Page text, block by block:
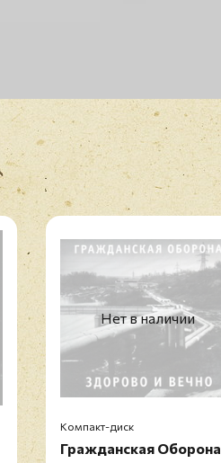
Нет в наличии
Компакт-диск
Гражданская Оборона